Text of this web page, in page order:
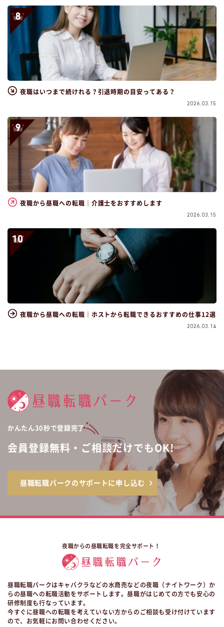
夜職はいつまで続けれる？引退時期の目安ってある？
2026.03.15
夜職から昼職への転職｜介護士をおすすめします
2026.03.15
夜職から昼職への転職｜ホストから転職できるおすすめの仕事12選
2026.03.14
かんたん30秒で登録完了
会員登録無料・ご相談だけでもOK!
昼職転職パークのサポートに申し込む
夜職からの昼職転職を完全サポート！
昼職転職パークはキャバクラなどの水商売などの夜職（ナイトワーク）か
らの昼職への転職活動をサポートします。昼職がはじめての方でも安心の
研修制度も行なっています。
今すぐに昼職への転職を考えていない方からのご相談も受け付けています
ので、お気軽にお問い合わせください。